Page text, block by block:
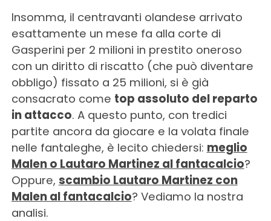
Insomma, il centravanti olandese arrivato
esattamente un mese fa alla corte di
Gasperini per 2 milioni in prestito oneroso
con un diritto di riscatto (che può diventare
obbligo) fissato a 25 milioni, si è già
consacrato come top assoluto del reparto
in attacco. A questo punto, con tredici
partite ancora da giocare e la volata finale
nelle fantaleghe, è lecito chiedersi: meglio
Malen o Lautaro Martinez al fantacalcio?
Oppure, scambio Lautaro Martinez con
Malen al fantacalcio? Vediamo la nostra
analisi.